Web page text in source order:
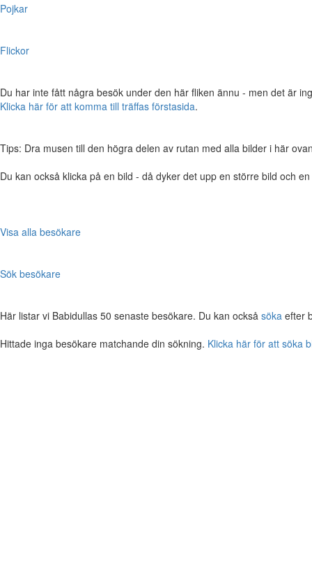
Pojkar
Flickor
Du har inte fått några besök under den här fliken ännu - men det är
Klicka här för att komma till träffas förstasida.
Tips: Dra musen till den högra delen av rutan med alla bilder i här
Du kan också klicka på en bild - då dyker det upp en större bild och
Visa alla besökare
Sök besökare
Här listar vi Babidullas 50 senaste besökare. Du kan också söka efter
Hittade inga besökare matchande din sökning. Klicka här för att söka